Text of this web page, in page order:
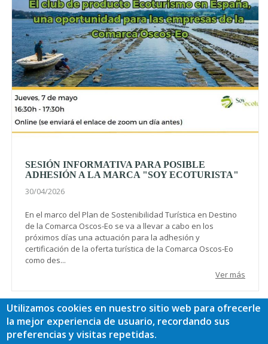
SESIÓN INFORMATIVA PARA POSIBLE
ADHESIÓN A LA MARCA "SOY ECOTURISTA"
30/04/2026
En el marco del Plan de Sostenibilidad Turística en Destino
de la Comarca Oscos-Eo se va a llevar a cabo en los
próximos días una actuación para la adhesión y
certificación de la oferta turística de la Comarca Oscos-Eo
como des...
Ver más
Paginación
Página
1 Page
2 Page
3
Utilizamos cookies en nuestro sitio web para ofrecerle
la mejor experiencia de usuario, recordando sus
preferencias y visitas repetidas.